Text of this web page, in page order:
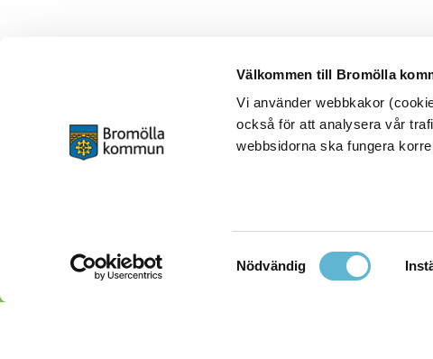
Välkommen till Bromölla
Vi använder webbkakor
också för att analysera vår
webbsidorna ska fungera
Samtyckesval
Nödvändig